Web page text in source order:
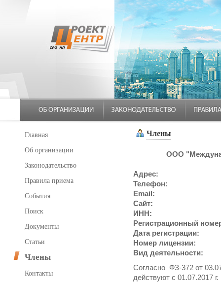
Главная
Об организации
Законодательство
Правила приема
События
Поиск
Документы
Статьи
Члены
Контакты
Члены
ООО
Адрес:
Телефон:
Email:
Сайт:
ИНН:
Регистрационный
Дата регистрации:
Номер лицензии:
Вид деятельности:
Согласно ФЗ-372 от
действуют с 01.07.2017 г.